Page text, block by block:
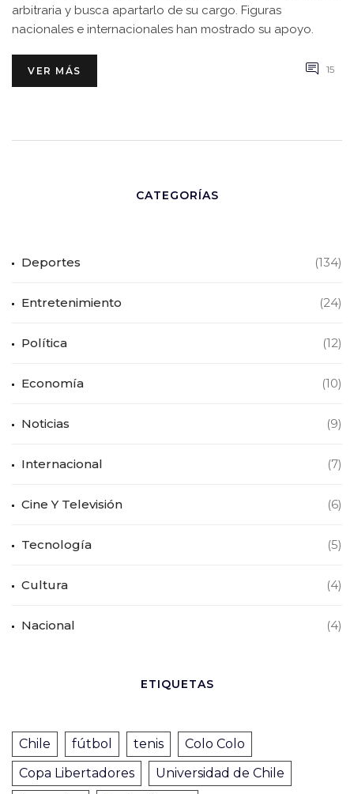
arbitraria y busca apartarlo de su cargo. Figuras
nacionales e internacionales han mostrado su apoyo.
VER MÁS 15
CATEGORÍAS
Deportes (134)
Entretenimiento (24)
Política (12)
Economía (10)
Noticias (9)
Internacional (7)
Cine Y Televisión (6)
Tecnología (5)
Cultura (4)
Nacional (4)
ETIQUETAS
Chile fútbol tenis
Colo Colo
Copa Libertadores
Universidad de Chile